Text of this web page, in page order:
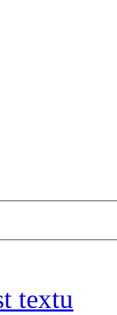
textu